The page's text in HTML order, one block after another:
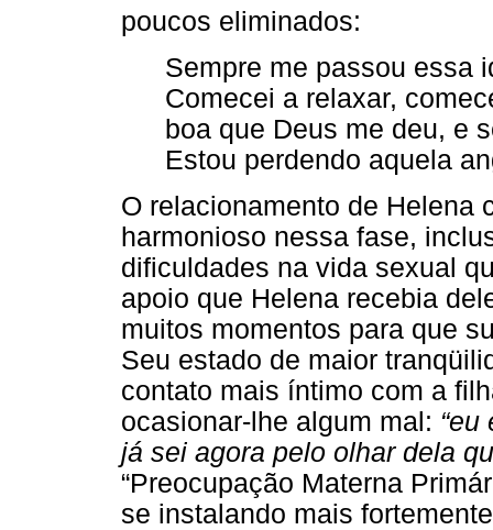
poucos eliminados:
Sempre me passou essa
Comecei a relaxar,
boa que Deus me deu, e
Estou perdendo aquela
O relacionamento de Helena
harmonioso nessa fase,
dificuldades na vida sexual
apoio que Helena recebia
muitos momentos para que
Seu estado de maior
contato mais íntimo com a
ocasionar-lhe algum mal:
já sei agora pelo olhar dela
“Preocupação Materna
se instalando mais